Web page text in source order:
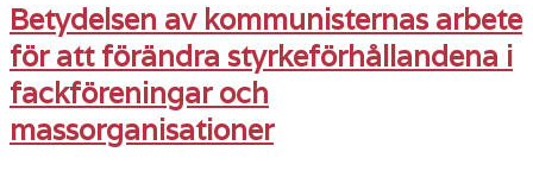
Betydelsen av kommunisternas arbete
för att förändra styrkeförhållandena i
fackföreningar och
massorganisationer